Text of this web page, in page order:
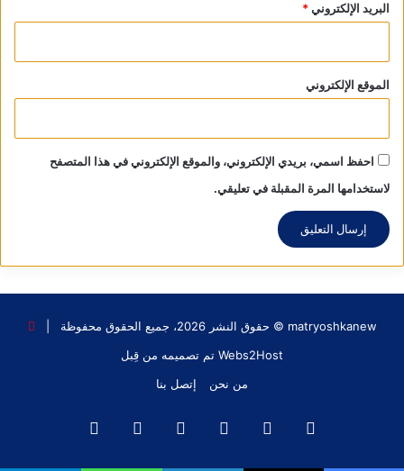
البريد الإلكتروني*
الموقع الإلكتروني
احفظ اسمي، بريدي الإلكتروني، والموقع الإلكتروني في هذا المتصفح
لاستخدامها المرة المقبلة في تعليقي.
matryoshkanew © حقوق النشر 2026، جميع الحقوق محفوظة |
Webs2Host تم تصميمه من قِبل
من نحن
إتصل بنا
فيسبوك يوتيوب انستقرام‫TikTok